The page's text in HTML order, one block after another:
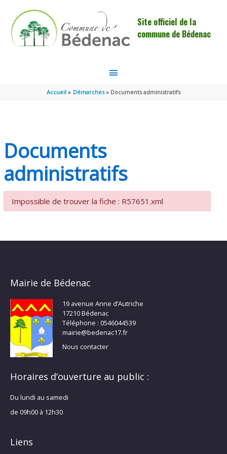
Site officiel de la
commune de Bédenac
MENU
PRINCIPAL
Accueil Démarches Documents administratifs
Documents
administratifs
Impossible de trouver la fiche : R57651.xml
Mairie de Bédenac
19 avenue Anne d’Autriche
17210 Bédenac
Téléphone : 0546044539
mairie@bedenac17.fr
Nous contacter
Horaires d’ouverture au public :
Du lundi au samedi
de 09h00 à 12h30
Liens